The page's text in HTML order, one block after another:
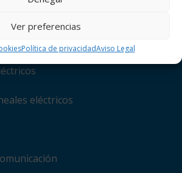
Ver preferencias
Política de privacidadAviso Legal
eléctricos